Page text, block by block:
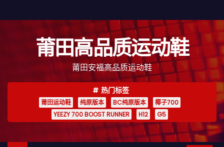
至
莆田高品质运动鞋
莆田安福高品质运动鞋
热门标签
莆田运动鞋 纯原版本 BC纯原版本
椰子700
YEEZY 700 BOOST RUNNER
H12 G5